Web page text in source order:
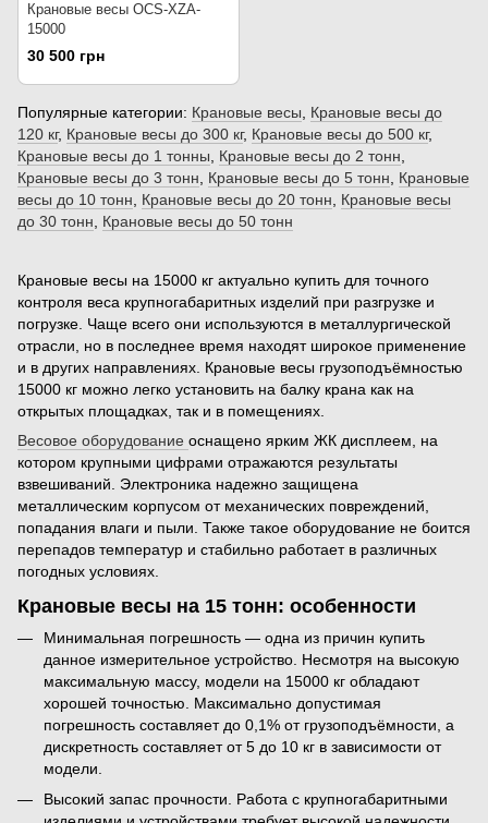
Крановые весы OCS-XZA-
15000
30 500 грн
Популярные категории: Крановые весы, Крановые весы до
120 кг, Крановые весы до 300 кг, Крановые весы до 500 кг,
Крановые весы до 1 тонны, Крановые весы до 2 тонн,
Крановые весы до 3 тонн, Крановые весы до 5 тонн, Крановые
весы до 10 тонн, Крановые весы до 20 тонн, Крановые весы
до 30 тонн, Крановые весы до 50 тонн
Крановые весы на 15000 кг актуально купить для точного
контроля веса крупногабаритных изделий при разгрузке и
погрузке. Чаще всего они используются в металлургической
отрасли, но в последнее время находят широкое применение
и в других направлениях. Крановые весы грузоподъёмностью
15000 кг можно легко установить на балку крана как на
открытых площадках, так и в помещениях.
Весовое оборудование оснащено ярким ЖК дисплеем, на
котором крупными цифрами отражаются результаты
взвешиваний. Электроника надежно защищена
металлическим корпусом от механических повреждений,
попадания влаги и пыли. Также такое оборудование не боится
перепадов температур и стабильно работает в различных
погодных условиях.
Крановые весы на 15 тонн: особенности
Минимальная погрешность — одна из причин купить
данное измерительное устройство. Несмотря на высокую
максимальную массу, модели на 15000 кг обладают
хорошей точностью. Максимально допустимая
погрешность составляет до 0,1% от грузоподъёмности, а
дискретность составляет от 5 до 10 кг в зависимости от
модели.
Высокий запас прочности. Работа с крупногабаритными